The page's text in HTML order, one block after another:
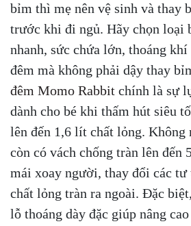
bỉm thì mẹ nên vệ sinh và thay
trước khi đi ngủ. Hãy chọn loại
nhanh, sức chứa lớn, thoáng khí
đêm mà không phải dậy thay
đêm Momo Rabbit chính là sự
dành cho bé khi thấm hút siêu
lên đến 1,6 lít chất lỏng. Không
còn có vách chống tràn lên đến
mái xoay người, thay đổi các tư
chất lỏng tràn ra ngoài. Đặc
lỗ thoáng dày đặc giúp nâng